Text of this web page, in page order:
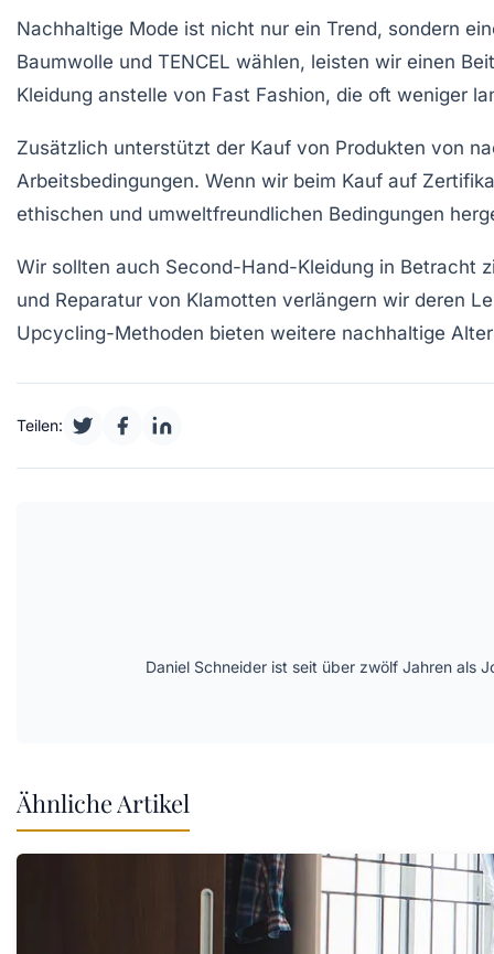
Nachhaltige Mode ist nicht nur ein Trend, sondern
Baumwolle und TENCEL wählen, leisten wir einen
Kleidung anstelle von Fast Fashion, die oft weniger
Zusätzlich unterstützt der Kauf von Produkten von
Arbeitsbedingungen. Wenn wir beim Kauf auf
ethischen und umweltfreundlichen Bedingungen
Wir sollten auch Second-Hand-Kleidung in Betracht
und Reparatur von Klamotten verlängern wir deren
Upcycling-Methoden bieten weitere nachhaltige
Teilen:
Daniel Schneider ist seit über zwölf Jahren als
Ähnliche Artikel